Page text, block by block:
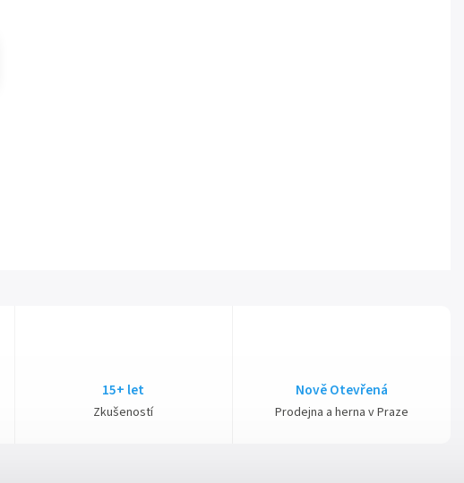
15+ let
Zkušeností
Nově Otevřená
Prodejna a herna v Praze